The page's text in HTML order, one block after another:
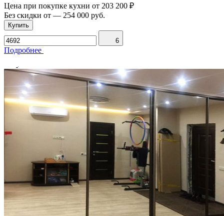
Цена при покупке кухни от 203 200 ₽
Без скидки от — 254 000 руб.
Купить
6
Подробнее